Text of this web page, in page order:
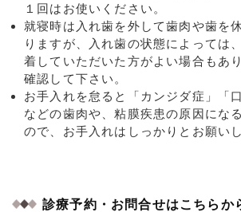
１回はお使いください。
就寝時は入れ歯を外して歯肉や歯を
りますが、入れ歯の状態によっては
着していただいた方がよい場合もあ
確認して下さい。
お手入れを怠ると「カンジダ症」「
などの歯肉や、粘膜疾患の原因にな
ので、お手入れはしっかりとお願いし
診療予約・お問合せはこちらか